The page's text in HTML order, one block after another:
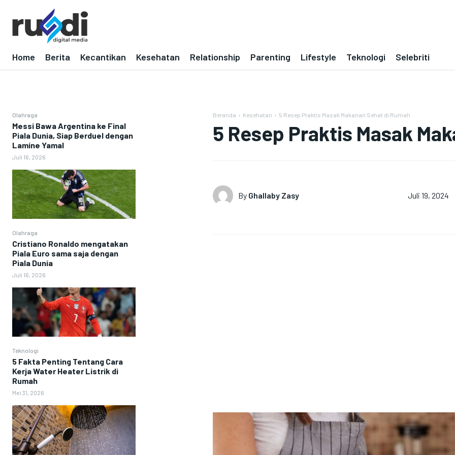
Home Berita Kecantikan Kesehatan Relationship Parenting Lifestyle Teknologi Selebriti
Olahraga
Messi Bawa Argentina ke Final
Piala Dunia, Siap Berduel dengan
Lamine Yamal
Juli 16, 2026
Olahraga
Cristiano Ronaldo mengatakan
Piala Euro sama saja dengan
Piala Dunia
Juli 16, 2026
Teknologi
5 Fakta Penting Tentang Cara
Kerja Water Heater Listrik di
Rumah
Mei 31, 2026
Beranda Kesehatan 5 Resep Praktis Masak Makanan Sehat di Rumah
5 Resep Praktis Masak
By Ghallaby Zasy Juli 19, 2024